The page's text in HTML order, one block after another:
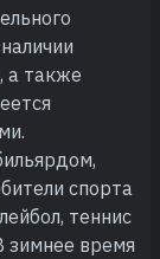
а также
спорта
теннис
зимнее время